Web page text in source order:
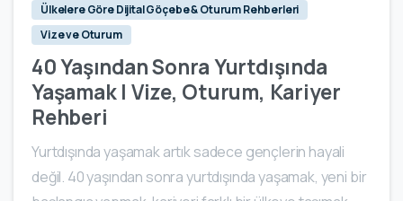
Ülkelere Göre Dijital Göçebe & Oturum Rehberleri
Vize ve Oturum
40 Yaşından Sonra Yurtdışında
Yaşamak | Vize, Oturum, Kariyer
Rehberi
Yurtdışında yaşamak artık sadece gençlerin hayali
değil. 40 yaşından sonra yurtdışında yaşamak, yeni bir